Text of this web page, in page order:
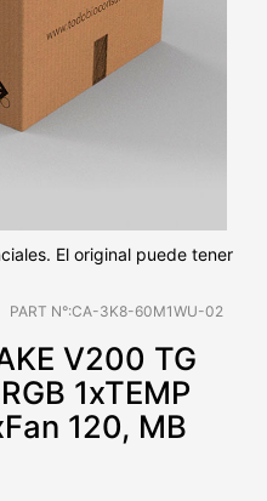
El original puede tener
PART N°:CA-3K8-60M1WU-02
V200 TG
1xTEMP
120, MB